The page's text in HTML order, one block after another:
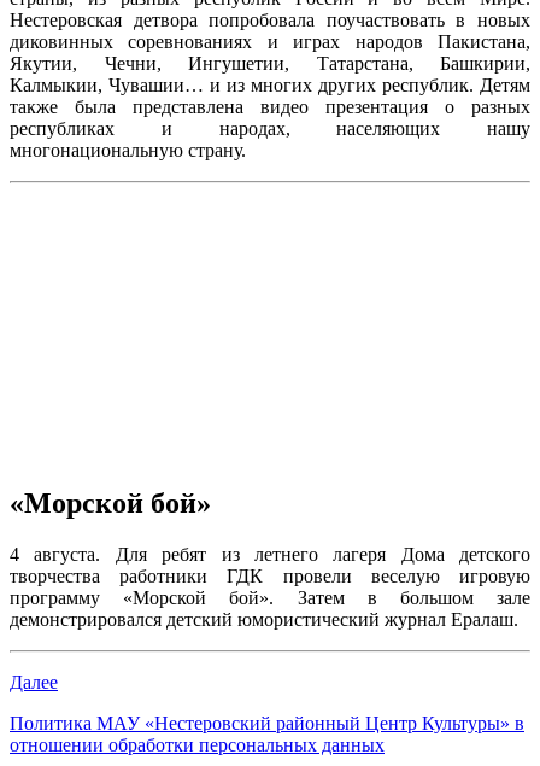
Нестеровская детвора попробовала поучаствовать в новых
диковинных соревнованиях и играх народов Пакистана,
Якутии, Чечни, Ингушетии, Татарстана, Башкирии,
Калмыкии, Чувашии… и из многих других республик. Детям
также была представлена видео презентация о разных
республиках и народах, населяющих нашу
многонациональную страну.
«Морской бой»
4 августа. Для ребят из летнего лагеря Дома детского
творчества работники ГДК провели веселую игровую
программу «Морской бой». Затем в большом зале
демонстрировался детский юмористический журнал Ералаш.
Далее
Политика МАУ «Нестеровский районный Центр Культуры» в
отношении обработки персональных данных